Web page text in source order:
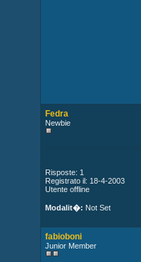
Fedra
Newbie
Risposte: 1
Registrato il: 18-4-2003
Utente offline
Modalit�: Not Set
fabioboni
Junior Member